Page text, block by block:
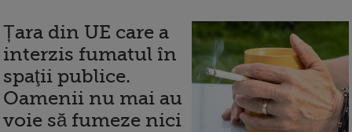
Țara din UE care a
interzis fumatul în
spaţii publice.
Oamenii nu mai au
voie să fumeze nici